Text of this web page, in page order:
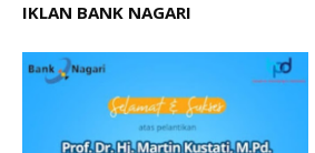
IKLAN BANK NAGARI